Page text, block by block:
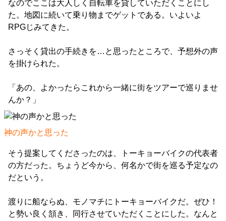
なのでここは大人しく自転車を貸していただくことにし
た。地図に続いて乗り物までゲットである。いよいよ
RPGじみてきた。
さっそく貸出の手続きを…と思ったところで、予想外の声
を掛けられた。
「あの、よかったらこれから一緒に街をツアーで巡りませ
んか？」
神の声かと思った
そう提案してくださったのは、トーキョーバイクの代表者
の方だった。ちょうど今から、何名かで街を巡る予定なの
だという。
渡りに船ならぬ、モノマチにトーキョーバイクだ。ぜひ！
と勢い良く頷き、同行させていただくことにした。なんと